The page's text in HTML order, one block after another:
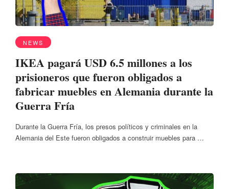
NEWS
IKEA pagará USD 6.5 millones a los
prisioneros que fueron obligados a
fabricar muebles en Alemania durante la
Guerra Fría
Durante la Guerra Fría, los presos políticos y criminales en la
Alemania del Este fueron obligados a construir muebles para …